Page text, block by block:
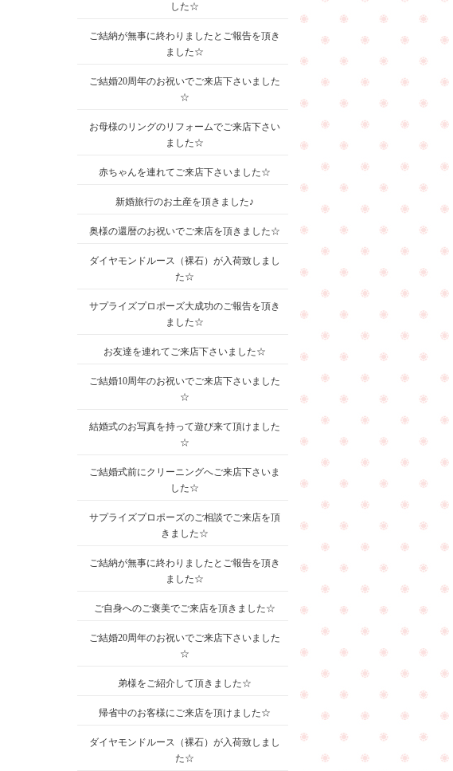
した☆
ご結納が無事に終わりましたとご報告を頂き
ました☆
ご結婚20周年のお祝いでご来店下さいました
☆
お母様のリングのリフォームでご来店下さい
ました☆
赤ちゃんを連れてご来店下さいました☆
新婚旅行のお土産を頂きました♪
奥様の還暦のお祝いでご来店を頂きました☆
ダイヤモンドルース（裸石）が入荷致しまし
た☆
サプライズプロポーズ大成功のご報告を頂き
ました☆
お友達を連れてご来店下さいました☆
ご結婚10周年のお祝いでご来店下さいました
☆
結婚式のお写真を持って遊び来て頂けました
☆
ご結婚式前にクリーニングへご来店下さいま
した☆
サプライズプロポーズのご相談でご来店を頂
きました☆
ご結納が無事に終わりましたとご報告を頂き
ました☆
ご自身へのご褒美でご来店を頂きました☆
ご結婚20周年のお祝いでご来店下さいました
☆
弟様をご紹介して頂きました☆
帰省中のお客様にご来店を頂けました☆
ダイヤモンドルース（裸石）が入荷致しまし
た☆